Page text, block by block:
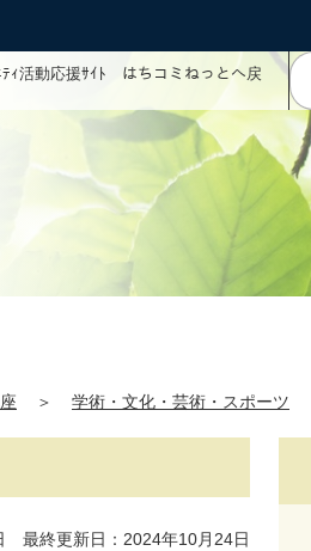
ﾃｨ活動応援ｻｲﾄ はちコミねっとへ戻
＞ 学術・文化・芸術・スポーツ
最終更新日：2024年10月24日